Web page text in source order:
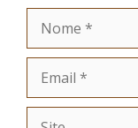
Nome
Email
Site